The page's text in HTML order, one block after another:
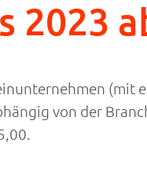
2023
(mit
von der